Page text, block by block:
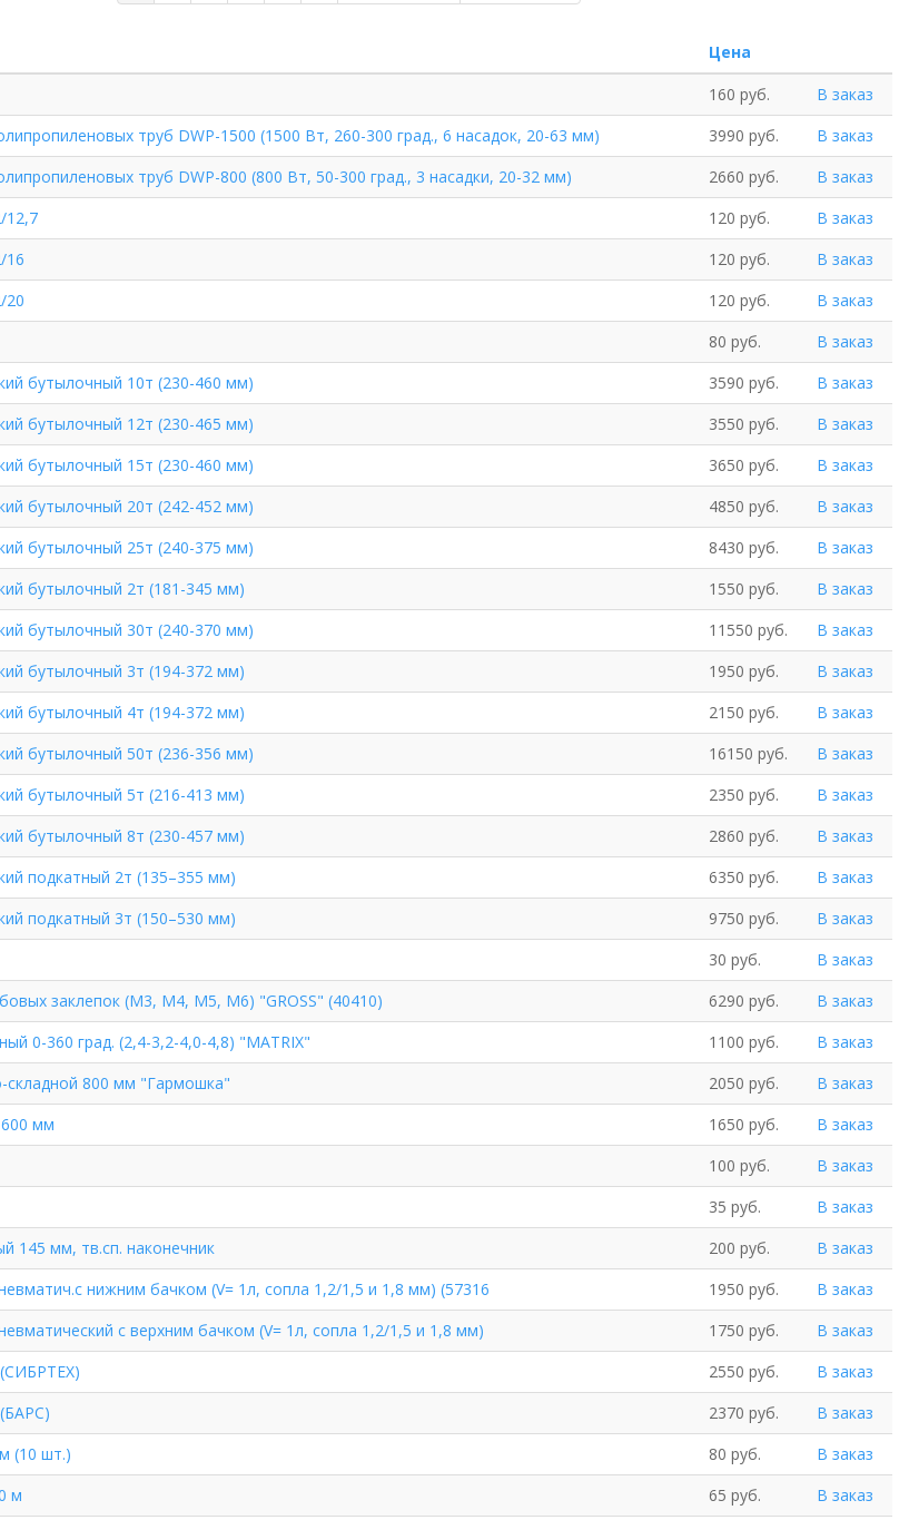
Цена
160 руб.
В заказ
труб DWP-1500 (1500 Вт, 260-300 град., 6 насадок, 20-63 мм)
3990 руб.
В заказ
труб DWP-800 (800 Вт, 50-300 град., 3 насадки, 20-32 мм)
2660 руб.
В заказ
12,7
120 руб.
В заказ
16
120 руб.
В заказ
20
120 руб.
В заказ
80 руб.
В заказ
бутылочный 10т (230-460 мм)
3590 руб.
В заказ
бутылочный 12т (230-465 мм)
3550 руб.
В заказ
бутылочный 15т (230-460 мм)
3650 руб.
В заказ
бутылочный 20т (242-452 мм)
4850 руб.
В заказ
бутылочный 25т (240-375 мм)
8430 руб.
В заказ
бутылочный 2т (181-345 мм)
1550 руб.
В заказ
бутылочный 30т (240-370 мм)
11550 руб.
В заказ
бутылочный 3т (194-372 мм)
1950 руб.
В заказ
бутылочный 4т (194-372 мм)
2150 руб.
В заказ
бутылочный 50т (236-356 мм)
16150 руб.
В заказ
бутылочный 5т (216-413 мм)
2350 руб.
В заказ
бутылочный 8т (230-457 мм)
2860 руб.
В заказ
подкатный 2т (135–355 мм)
6350 руб.
В заказ
подкатный 3т (150–530 мм)
9750 руб.
В заказ
30 руб.
В заказ
заклепок (М3, М4, М5, М6) "GROSS" (40410)
6290 руб.
В заказ
0-360 град. (2,4-3,2-4,0-4,8) "MATRIX"
1100 руб.
В заказ
складной 800 мм "Гармошка"
2050 руб.
В заказ
мм
1650 руб.
В заказ
100 руб.
В заказ
35 руб.
В заказ
145 мм, тв.сп. наконечник
200 руб.
В заказ
нижним бачком (V= 1л, сопла 1,2/1,5 и 1,8 мм) (57316
1950 руб.
В заказ
с верхним бачком (V= 1л, сопла 1,2/1,5 и 1,8 мм)
1750 руб.
В заказ
2550 руб.
В заказ
2370 руб.
В заказ
(10 шт.)
80 руб.
В заказ
м
65 руб.
В заказ